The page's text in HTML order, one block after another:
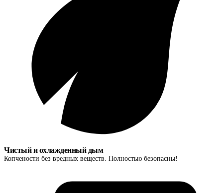
Чистый и охлажденный дым
Копчености без вредных веществ. Полностью безопасны!